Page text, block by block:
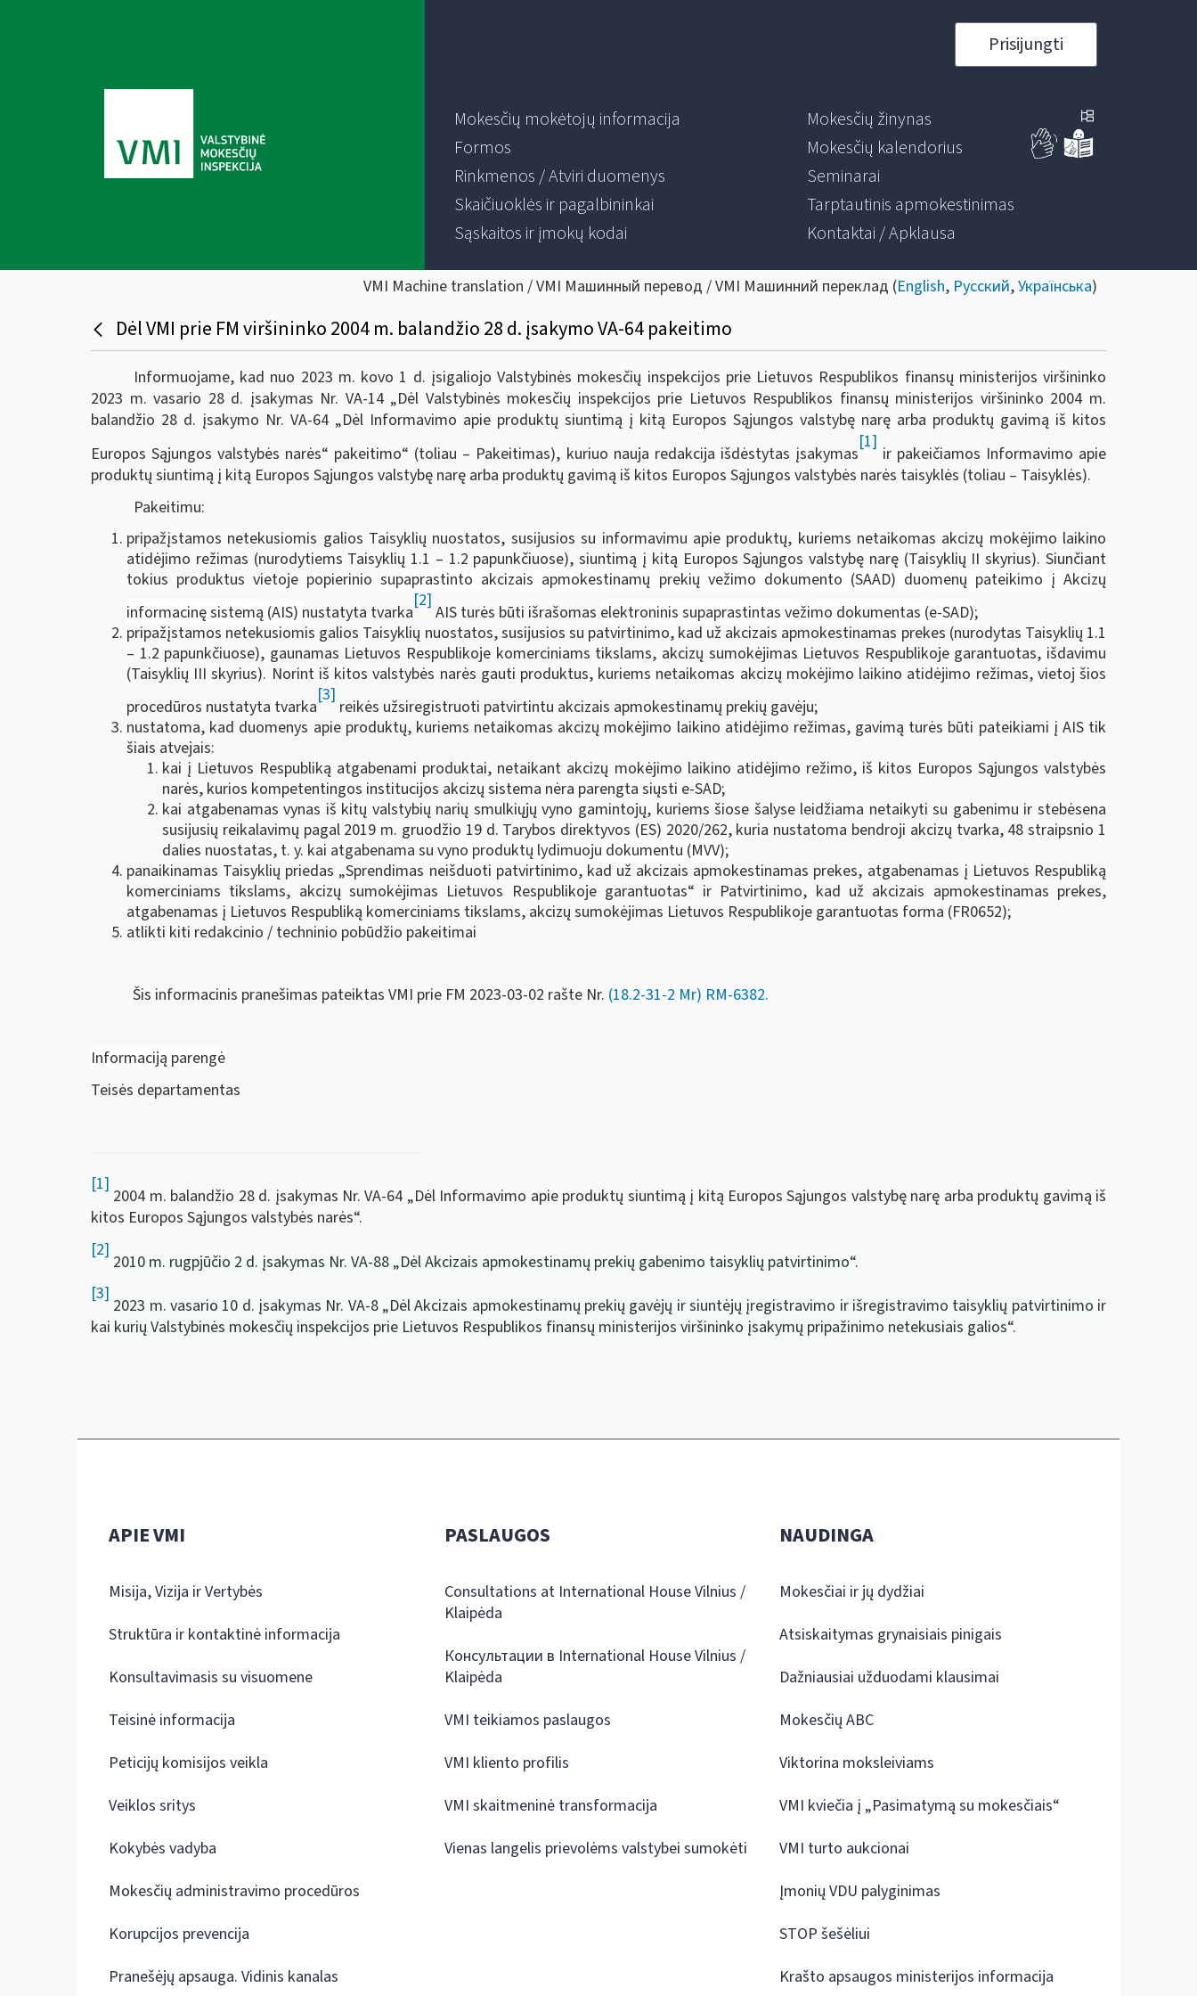
Prisijungti
Mokesčių mokėtojų informacija
Formos
Rinkmenos / Atviri duomenys
Skaičiuoklės ir pagalbininkai
Sąskaitos ir įmokų kodai
Mokesčių žinynas
Mokesčių kalendorius
Seminarai
Tarptautinis apmokestinimas
Kontaktai / Apklausa
VMI Machine translation / VMI Машинный перевод / VMI Машинний переклад (English, Русский,Українська)
Dėl VMI prie FM viršininko 2004 m. balandžio 28 d. įsakymo VA-64 pakeitimo
Informuojame, kad nuo 2023 m. kovo 1 d. įsigaliojo Valstybinės mokesčių inspekcijos prie Lietuvos Respublikos finansų ministerijos viršininko
2023 m. vasario 28 d. įsakymas Nr. VA-14 „Dėl Valstybinės mokesčių inspekcijos prie Lietuvos Respublikos finansų ministerijos viršininko 2004 m.
balandžio 28 d. įsakymo Nr. VA-64 „Dėl Informavimo apie produktų siuntimą į kitą Europos Sąjungos valstybę narę arba produktų gavimą iš kitos
Europos Sąjungos valstybės narės“ pakeitimo“ (toliau – Pakeitimas), kuriuo nauja redakcija išdėstytas įsakymas
[1]
ir pakeičiamos Informavimo apie
produktų siuntimą į kitą Europos Sąjungos valstybę narę arba produktų gavimą iš kitos Europos Sąjungos valstybės narės taisyklės (toliau – Taisyklės).
Pakeitimu:
pripažįstamos netekusiomis galios Taisyklių nuostatos, susijusios su informavimu apie produktų, kuriems netaikomas akcizų mokėjimo laikino
atidėjimo režimas (nurodytiems Taisyklių 1.1 – 1.2 papunkčiuose), siuntimą į kitą Europos Sąjungos valstybę narę (Taisyklių II skyrius). Siunčiant
tokius produktus vietoje popieriniosupaprastinto akcizais apmokestinamų prekių vežimo dokumento (SAAD) duomenų pateikimo į Akcizų
informacinę sistemą (AIS) nustatyta tvarka
[2]
AIS turės būti išrašomas elektroninis supaprastintas vežimo dokumentas (e-SAD);
pripažįstamos netekusiomis galios Taisyklių nuostatos, susijusios su patvirtinimo, kad už akcizais apmokestinamas prekes (nurodytas Taisyklių 1.1
– 1.2 papunkčiuose), gaunamas Lietuvos Respublikoje komerciniams tikslams, akcizų sumokėjimas Lietuvos Respublikoje garantuotas, išdavimu
(Taisyklių III skyrius). Norint iš kitos valstybės narės gauti produktus, kuriems netaikomas akcizų mokėjimo laikino atidėjimo režimas, vietoj šios
procedūros nustatyta tvarka
[3]
reikės užsiregistruoti patvirtintu akcizais apmokestinamų prekių gavėju;
nustatoma, kad duomenys apie produktų, kuriems netaikomas akcizų mokėjimo laikino atidėjimo režimas, gavimą turės būti pateikiami į AIS tik
šiais atvejais:
kai į Lietuvos Respubliką atgabenami produktai, netaikant akcizų mokėjimo laikino atidėjimo režimo, iš kitos Europos Sąjungos valstybės
narės, kurios kompetentingos institucijos akcizų sistema nėra parengta siųsti e-SAD;
kai atgabenamas vynas iš kitų valstybių narių smulkiųjų vyno gamintojų, kuriems šiose šalyse leidžiama netaikyti su gabenimu ir stebėsena
susijusių reikalavimų pagal 2019 m. gruodžio 19 d. Tarybos direktyvos (ES) 2020/262, kuria nustatoma bendroji akcizų tvarka, 48 straipsnio 1
dalies nuostatas, t. y. kai atgabenama su vyno produktų lydimuoju dokumentu (MVV);
panaikinamas Taisyklių priedas „Sprendimas neišduoti patvirtinimo, kad už akcizais apmokestinamas prekes, atgabenamas į Lietuvos Respubliką
komerciniams tikslams, akcizų sumokėjimas Lietuvos Respublikoje garantuotas“ ir Patvirtinimo, kad už akcizais apmokestinamas prekes,
atgabenamas į Lietuvos Respubliką komerciniams tikslams, akcizų sumokėjimas Lietuvos Respublikoje garantuotas forma (FR0652);
atlikti kiti redakcinio / techninio pobūdžio pakeitimai
Šis informacinis pranešimas pateiktas VMI prie FM 2023-03-02 rašte Nr. (18.2-31-2 Mr) RM-6382.
Informaciją parengė
Teisės departamentas
[1]
2004 m. balandžio 28 d. įsakymas Nr. VA-64 „Dėl Informavimo apie produktų siuntimą į kitą Europos Sąjungos valstybę narę arba produktų gavimą iš
kitos Europos Sąjungos valstybės narės“.
[2]
2010 m. rugpjūčio 2 d. įsakymas Nr. VA-88 „Dėl Akcizais apmokestinamų prekių gabenimo taisyklių patvirtinimo“.
[3]
2023 m. vasario 10 d. įsakymas Nr. VA-8 „Dėl Akcizais apmokestinamų prekių gavėjų ir siuntėjų įregistravimo ir išregistravimo taisyklių patvirtinimo ir
kai kurių Valstybinės mokesčių inspekcijos prie Lietuvos Respublikos finansų ministerijos viršininko įsakymų pripažinimo netekusiais galios“.
APIE VMI
Misija, Vizija ir Vertybės
Struktūra ir kontaktinė informacija
Konsultavimasis su visuomene
Teisinė informacija
Peticijų komisijos veikla
Veiklos sritys
Kokybės vadyba
Mokesčių administravimo procedūros
Korupcijos prevencija
Pranešėjų apsauga. Vidinis kanalas
PASLAUGOS
Consultations at International House Vilnius /
Klaipėda
Консультации в International House Vilnius /
Klaipėda
VMI teikiamos paslaugos
VMI kliento profilis
VMI skaitmeninė transformacija
Vienas langelis prievolėms valstybei sumokėti
NAUDINGA
Mokesčiai ir jų dydžiai
Atsiskaitymas grynaisiais pinigais
Dažniausiai užduodami klausimai
Mokesčių ABC
Viktorina moksleiviams
VMI kviečia į „Pasimatymą su mokesčiais“
VMI turto aukcionai
Įmonių VDU palyginimas
STOP šešėliui
Krašto apsaugos ministerijos informacija